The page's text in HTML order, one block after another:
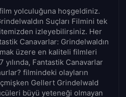
yolculuğuna hoşgeldiniz.
Suçları Filmini tek
izleyebilirsiniz. Her
Canavarlar: Grindelwaldın
üzere en kaliteli filmleri
Fantastik Canavarlar
filmindeki olayların
Gellert Grindelwald
büyü yeteneği olmayan